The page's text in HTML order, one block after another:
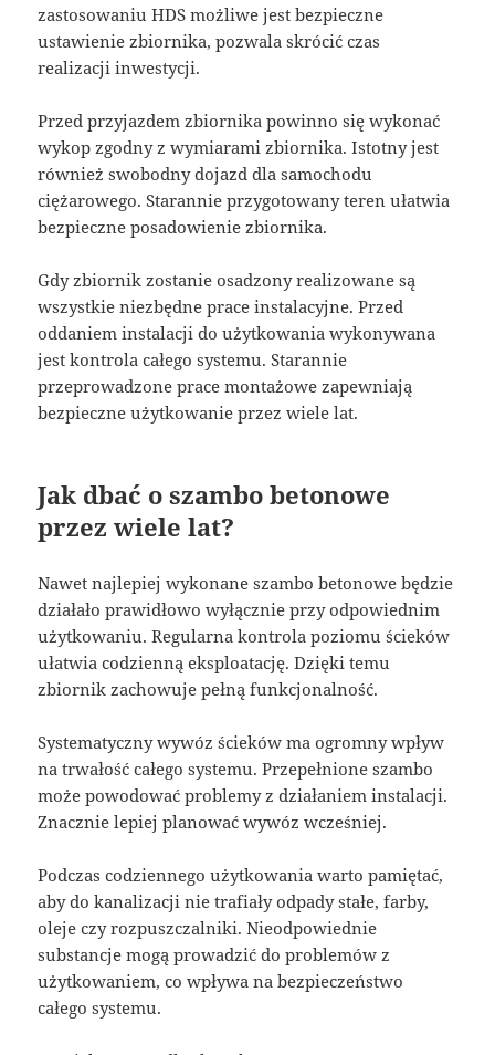
zastosowaniu HDS możliwe jest bezpieczne
ustawienie zbiornika, pozwala skrócić czas
realizacji inwestycji.
Przed przyjazdem zbiornika powinno się wykonać
wykop zgodny z wymiarami zbiornika. Istotny jest
również swobodny dojazd dla samochodu
ciężarowego. Starannie przygotowany teren ułatwia
bezpieczne posadowienie zbiornika.
Gdy zbiornik zostanie osadzony realizowane są
wszystkie niezbędne prace instalacyjne. Przed
oddaniem instalacji do użytkowania wykonywana
jest kontrola całego systemu. Starannie
przeprowadzone prace montażowe zapewniają
bezpieczne użytkowanie przez wiele lat.
Jak dbać o szambo betonowe
przez wiele lat?
Nawet najlepiej wykonane szambo betonowe będzie
działało prawidłowo wyłącznie przy odpowiednim
użytkowaniu. Regularna kontrola poziomu ścieków
ułatwia codzienną eksploatację. Dzięki temu
zbiornik zachowuje pełną funkcjonalność.
Systematyczny wywóz ścieków ma ogromny wpływ
na trwałość całego systemu. Przepełnione szambo
może powodować problemy z działaniem instalacji.
Znacznie lepiej planować wywóz wcześniej.
Podczas codziennego użytkowania warto pamiętać,
aby do kanalizacji nie trafiały odpady stałe, farby,
oleje czy rozpuszczalniki. Nieodpowiednie
substancje mogą prowadzić do problemów z
użytkowaniem, co wpływa na bezpieczeństwo
całego systemu.